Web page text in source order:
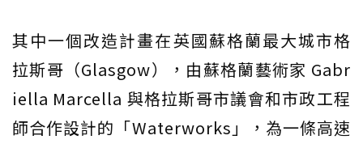
其中一個改造計畫在英國蘇格蘭最大城市格
拉斯哥（Glasgow），由蘇格蘭藝術家 Gabr
iella Marcella 與格拉斯哥市議會和市政工程
師合作設計的「Waterworks」，為一條高速